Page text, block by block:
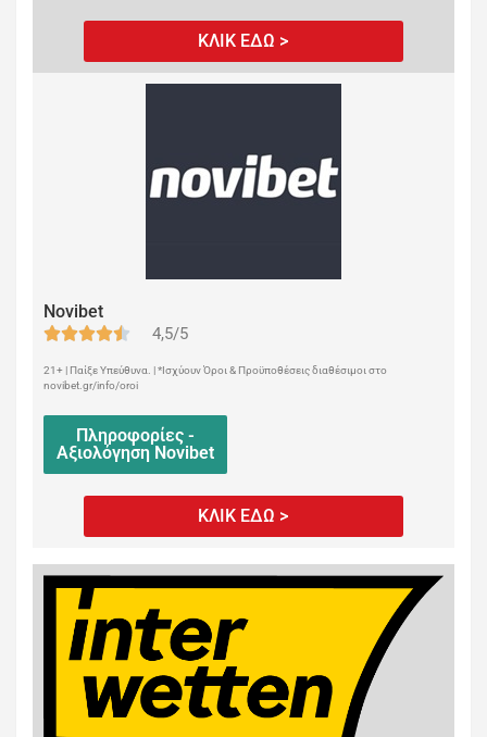
ΚΛΙΚ ΕΔΩ >
Novibet
4,5/5
21+ | Παίξε Υπεύθυνα. | *Ισχύουν Όροι & Προϋποθέσεις διαθέσιμοι στο
novibet.gr/info/oroi
Πληροφορίες -
Αξιολόγηση Novibet
ΚΛΙΚ ΕΔΩ >